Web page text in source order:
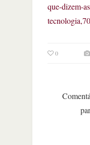
que-dizem-
0